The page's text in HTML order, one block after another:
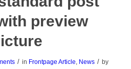
preview
/ in Frontpage Article, News / by